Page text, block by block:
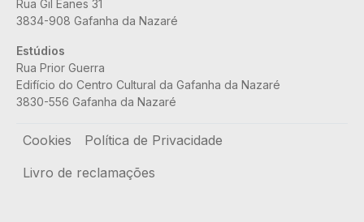
Rua Gil Eanes 31
3834-908 Gafanha da Nazaré
Estúdios
Rua Prior Guerra
Edifício do Centro Cultural da Gafanha da Nazaré
3830-556 Gafanha da Nazaré
Rodapé
Cookies
Política de Privacidade
Livro de reclamações